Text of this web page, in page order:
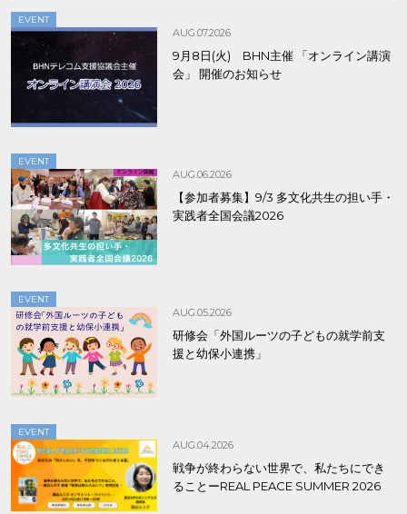
EVENT
AUG.07.2026
9月8日(火) BHN主催 「オンライン講演
会」 開催のお知らせ
EVENT
AUG.06.2026
【参加者募集】9/3 多文化共生の担い手・
実践者全国会議2026
EVENT
AUG.05.2026
研修会「外国ルーツの子どもの就学前支
援と幼保小連携」
EVENT
AUG.04.2026
戦争が終わらない世界で、私たちにでき
ることーREAL PEACE SUMMER 2026